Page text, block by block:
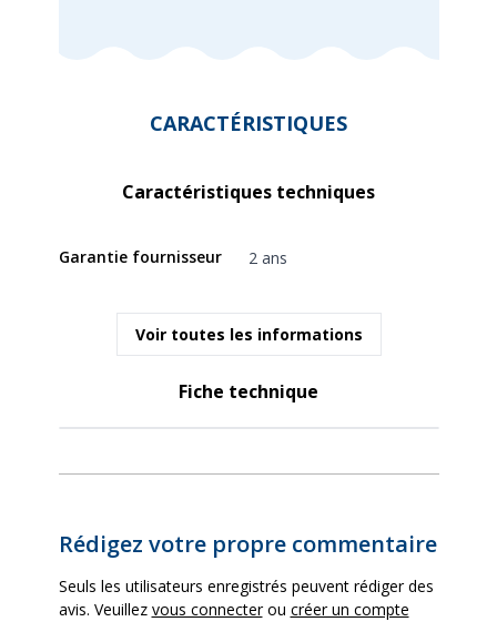
CARACTÉRISTIQUES
Caractéristiques techniques
Garantie fournisseur 2 ans
Voir toutes les informations
Fiche technique
Rédigez votre propre commentaire
Seuls les utilisateurs enregistrés peuvent rédiger des
avis. Veuillez vous connecterou créer un compte